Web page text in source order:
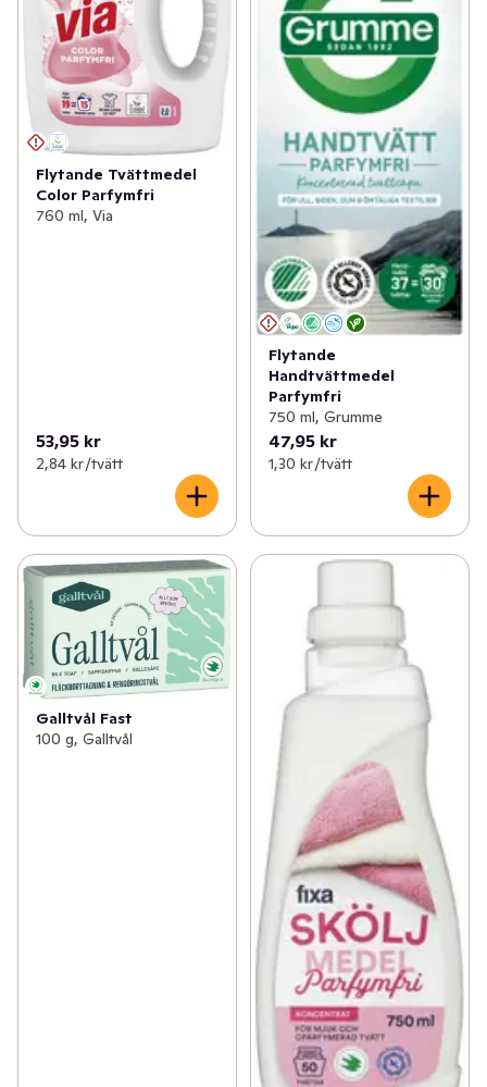
Flytande Tvättmedel
Color Parfymfri
760 ml, Via
53,95 kr
2,84 kr /tvätt
Flytande
Handtvättmedel
Parfymfri
750 ml, Grumme
47,95 kr
1,30 kr /tvätt
Galltvål Fast
100 g, Galltvål